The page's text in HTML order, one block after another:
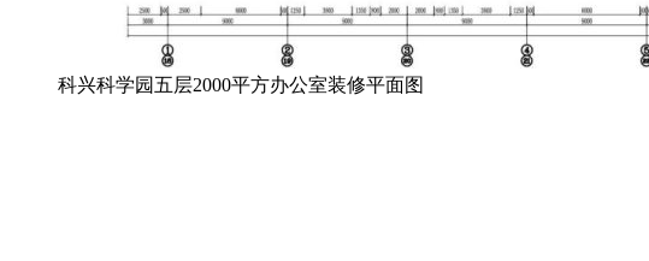
科兴科学园五层2000平方办公室装修平面图